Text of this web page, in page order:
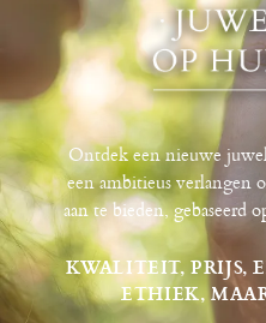
Ontdek een nieuwe
een ambitieus verlangen
aan te bieden, gebaseerd
KWALITEIT, PRIJS,
ETHIEK,